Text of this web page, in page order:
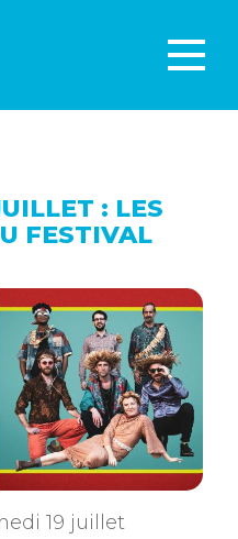
: LES
FESTIVAL
19 juillet